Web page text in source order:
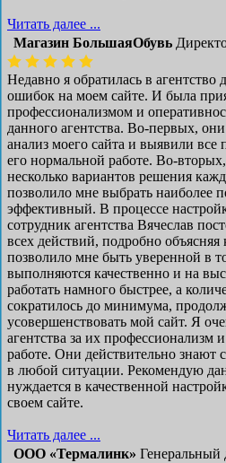
Читать далее ...
Магазин БольшаяОбувь
Недавно я обратилась в агентство
ошибок на моем сайте. И была
профессионализмом и
данного агентства. Во-первых,
анализ моего сайта и выявили
его нормальной работе. Во-
несколько вариантов решения
позволило мне выбрать наиболее
эффективный. В процессе
сотрудник агентства Вячеслав
всех действий, подробно
позволило мне быть уверенной в
выполняются качественно и на
работать намного быстрее, а
сократилось до минимума,
усовершенствовать мой сайт. Я
агентства за их профессионализм
работе. Они действительно знают
в любой ситуации. Рекомендую
нуждается в качественной
своем сайте.
Читать далее ...
ООО «Термалинк» Генеральный